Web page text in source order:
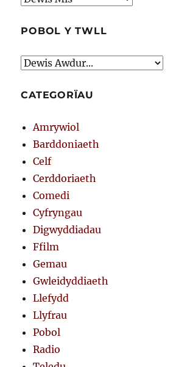
POBOL Y TWLL
CATEGORÏAU
Amrywiol
Barddoniaeth
Celf
Cerddoriaeth
Comedi
Cyfryngau
Digwyddiadau
Ffilm
Gemau
Gwleidyddiaeth
Llefydd
Llyfrau
Pobol
Radio